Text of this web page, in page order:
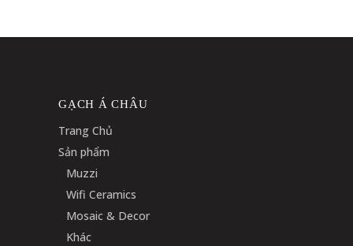
GẠCH Á CHÂU
Trang Chủ
Sản phẩm
Muzzi
Wifi Ceramics
Mosaic & Decor
Khác